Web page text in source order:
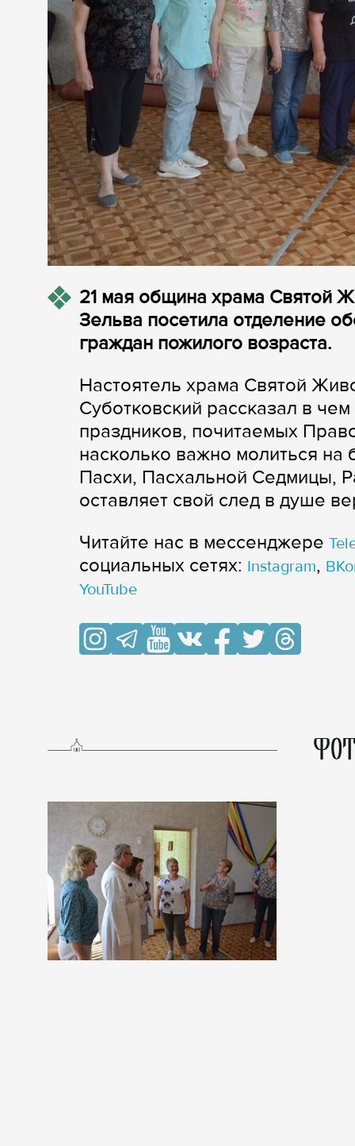
21 мая община храма Святой
Зельва посетила отделение
граждан пожилого возраста.
Настоятель храма Святой
Суботковский рассказал в
праздников, почитаемых
насколько важно молиться на
Пасхи, Пасхальной Седмицы,
оставляет свой след в душе
Читайте нас в мессенджере
cоциальных сетях: Instagram,
YouTube